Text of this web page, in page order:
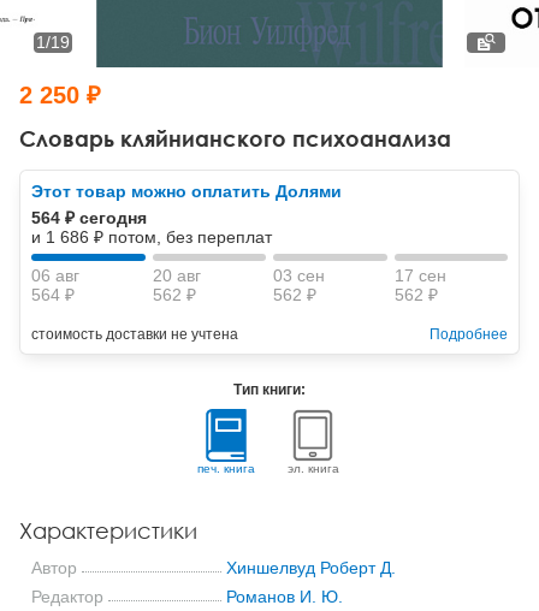
Тревожные расстройства, панические атаки
Психодрама
Другие направления психотерапии
Классический, эриксоновский гипноз и НЛП
НЛП
Психология труда и эргономика
Социальная психология
Социальная и организационная психология
Классический и юнгианский психоанализ
Словарь кляйнианского психоанализа
1/19
2 250 ₽
Этот товар можно оплатить Долями
564 ₽ сегодня
и 1 686 ₽ потом, без переплат
06 авг
564 ₽
20 авг
562 ₽
03 сен
562 ₽
17 сен
562 ₽
стоимость доставки не учтена Подробнее
Тип книги:
печ. книга эл. книга
Характеристики
Автор
Хиншелвуд Роберт Д.
Редактор
Романов И. Ю.